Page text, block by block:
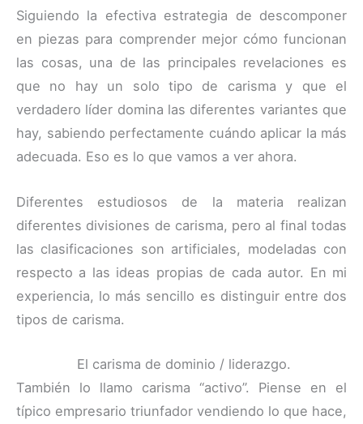
Siguiendo la efectiva estrategia de descomponer
en piezas para comprender mejor cómo funcionan
las cosas, una de las principales revelaciones es
que no hay un solo tipo de carisma y que el
verdadero líder domina las diferentes variantes que
hay, sabiendo perfectamente cuándo aplicar la más
adecuada. Eso es lo que vamos a ver ahora.
Diferentes estudiosos de la materia realizan
diferentes divisiones de carisma, pero al final todas
las clasificaciones son artificiales, modeladas con
respecto a las ideas propias de cada autor. En mi
experiencia, lo más sencillo es distinguir entre dos
tipos de carisma.
El carisma de dominio / liderazgo.
También lo llamo carisma “activo”. Piense en el
típico empresario triunfador vendiendo lo que hace,